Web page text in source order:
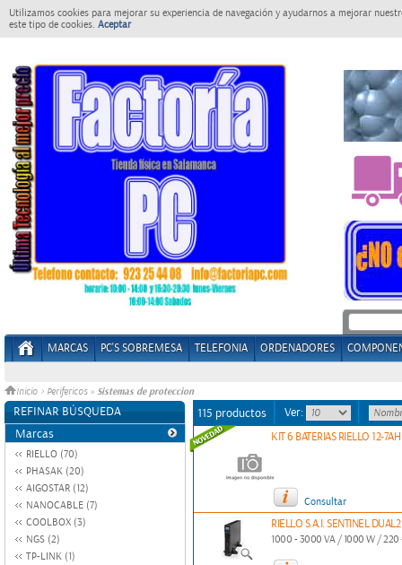
Utilizamos cookies para mejorar su experiencia de navegación y ayudarnos a mejorar
este tipo de cookies. Aceptar
MARCAS PC'S SOBREMESA TELEFONIA ORDENADORES
Inicio > Perifericos » Sistemas de proteccion
REFINAR BÚSQUEDA
Marcas
RIELLO (70)
PHASAK (20)
AIGOSTAR (12)
NANOCABLE (7)
COOLBOX (3)
NGS (2)
TP-LINK (1)
115 productos Ver:
KIT 6 BATERIAS RIELLO 12-
Consultar
RIELLO S.A.I. SENTINEL
1000 - 3000 VA / 1000 W / 220